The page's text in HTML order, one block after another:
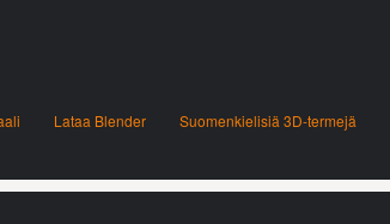
Lataa Blender Suomenkielisiä 3D-termejä